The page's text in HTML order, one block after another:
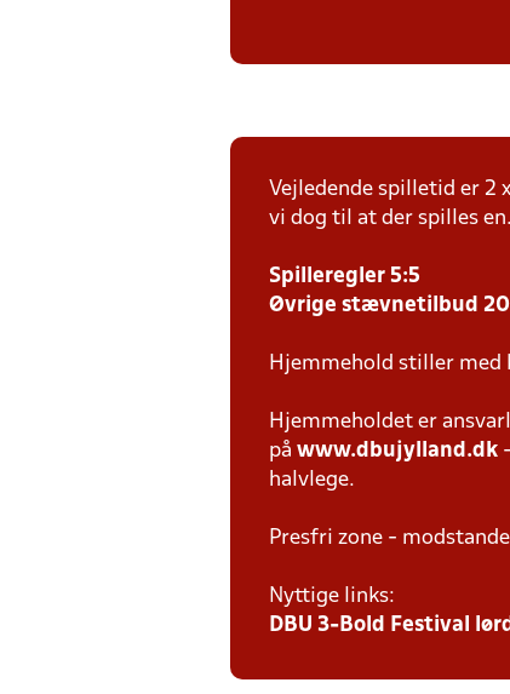
Vejledende spilletid er 2
vi dog til at der spilles
Spilleregler 5:5
Øvrige stævnetilbud
Hjemmehold stiller
Hjemmeholdet er
på www.dbujylland.dk
halvlege.
Presfri zone -
Nyttige links:
DBU 3-Bold Festival